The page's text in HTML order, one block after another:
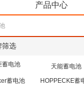
产品中心
筛选
蓄电池
天能蓄电池
蓄电池
HOPPECKE蓄